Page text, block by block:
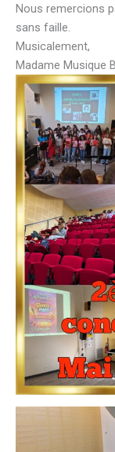
Nous remercions
sans faille.
Musicalement,
Madame Musique